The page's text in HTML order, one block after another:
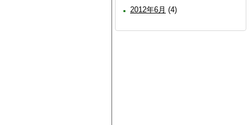
2012年6月 (4)